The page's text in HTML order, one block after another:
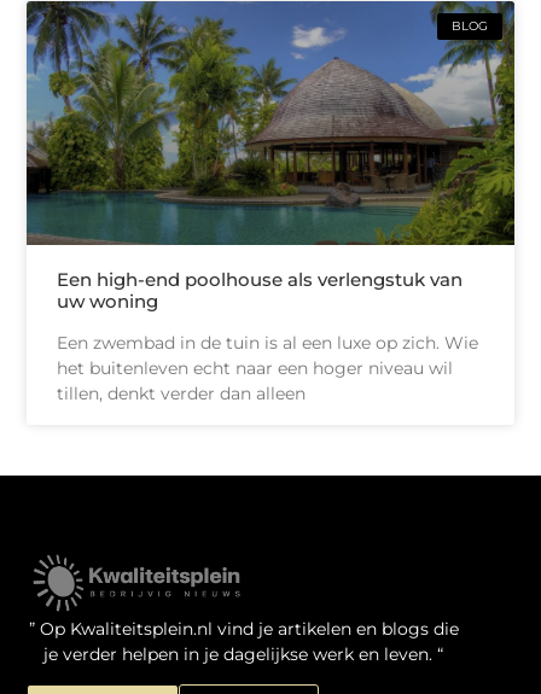
BLOG
Een high-end poolhouse als verlengstuk van
uw woning
Een zwembad in de tuin is al een luxe op zich. Wie
het buitenleven echt naar een hoger niveau wil
tillen, denkt verder dan alleen
” Op Kwaliteitsplein.nl vind je artikelen en blogs die
je verder helpen in je dagelijkse werk en leven. “